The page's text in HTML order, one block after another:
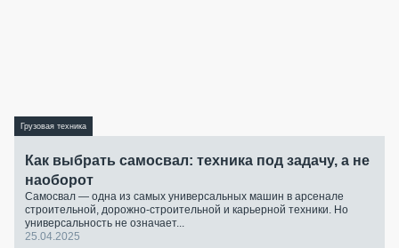
Грузовая техника
Как выбрать самосвал: техника под задачу, а не
наоборот
Самосвал — одна из самых универсальных машин в арсенале
строительной, дорожно-строительной и карьерной техники. Но
универсальность не означает...
25.04.2025